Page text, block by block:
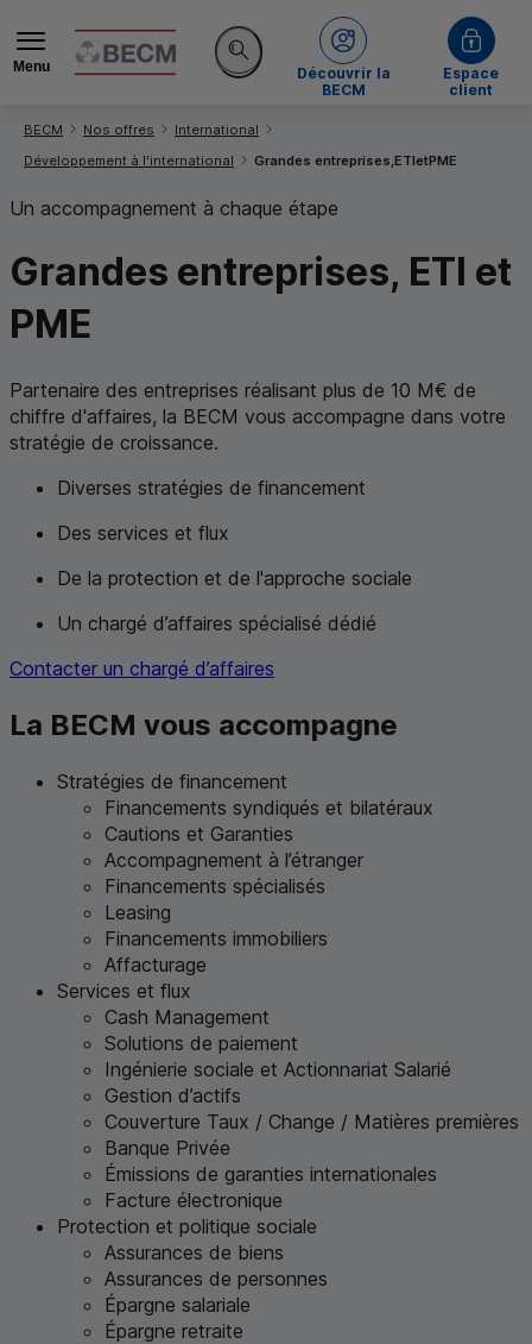
Menu
Rechercher sur le site
Découvrir la
BECM
de la BECM
Espace
client
Vous êtes ici:
BECM Nos offres
International
Développement à l'international
Grandes entreprises, ETIetPME
Un accompagnement à chaque étape
Grandes entreprises, ETI et
PME
Partenaire des entreprises réalisant plus de 10 M€ de
chiffre d'affaires, la BECM vous accompagne dans votre
stratégie de croissance.
Diverses stratégies de financement
Des services et flux
De la protection et de l'approche sociale
Un chargé d’affaires spécialisé dédié
Contacter un chargé d’affaires
La BECM vous accompagne
Stratégies de financement
Financements syndiqués et bilatéraux
Cautions et Garanties
Accompagnement à l’étranger
Financements spécialisés
Leasing
Financements immobiliers
Affacturage
Services et flux
Cash Management
Solutions de paiement
Ingénierie sociale et Actionnariat Salarié
Gestion d’actifs
Couverture Taux / Change / Matières premières
Banque Privée
Émissions de garanties internationales
Facture électronique
Protection et politique sociale
Assurances de biens
Assurances de personnes
Épargne salariale
Épargne retraite